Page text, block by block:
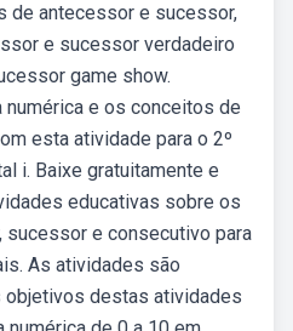
de antecessor e sucessor,
e sucessor verdadeiro
game show.
numérica e os conceitos de
esta atividade para o 2º
i. Baixe gratuitamente e
educativas sobre os
e consecutivo para
As atividades são
objetivos destas atividades